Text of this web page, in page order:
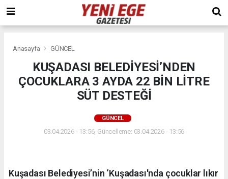
Anasayfa GÜNCEL
KUŞADASI BELEDİYESİ’NDEN
ÇOCUKLARA 3 AYDA 22 BİN LİTRE
SÜT DESTEĞİ
GÜNCEL
03.04.2026 - 13:56, Güncelleme: 03.04.2026 - 13:56
Kuşadası Belediyesi’nin ‘Kuşadası'nda çocuklar lıkır